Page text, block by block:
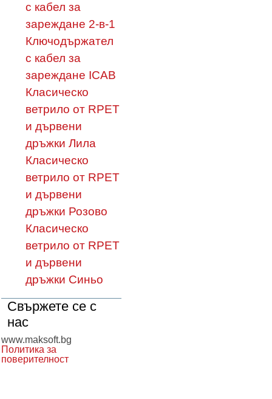
с кабел за
зареждане 2-в-1
Ключодържател
с кабел за
зареждане ICAB
Класическо
ветрило от RPET
и дървени
дръжки Лила
Класическо
ветрило от RPET
и дървени
дръжки Розово
Класическо
ветрило от RPET
и дървени
дръжки Синьо
Свържете се с
нас
www.maksoft.bg
Политика за
поверителност